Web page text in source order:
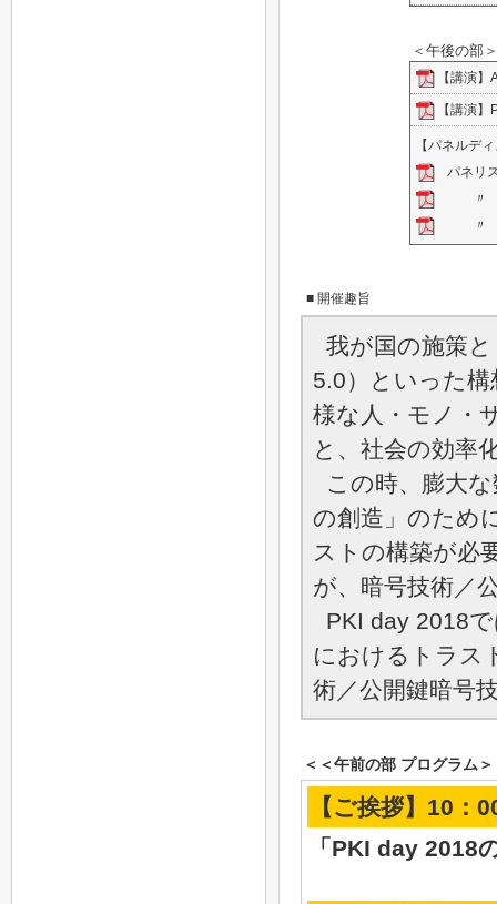
＜午後の部
【講演
【講演
【パネルデ
パネリ
〃 ／
〃 ／
■ 開催趣旨
我が国の施策
5.0）といった
様な人・モノ・
と、社会の効率
この時、膨大
の創造」のため
ストの構築が必
が、暗号技術／
PKI day 2018
におけるトラス
術／公開鍵暗号
＜＜午前の部 プログラム
【ご挨拶】10：
「PKI day 2018